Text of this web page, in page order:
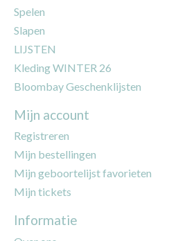
Spelen
Slapen
LIJSTEN
Kleding WINTER 26
Bloombay Geschenklijsten
Mijn account
Registreren
Mijn bestellingen
Mijn geboortelijst favorieten
Mijn tickets
Informatie